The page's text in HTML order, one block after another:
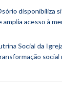
disponibiliza
acesso à
Social da
social